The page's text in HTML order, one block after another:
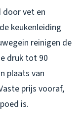
vet en
keukenleiding
reinigen de
druk tot 90
plaats van
prijs vooraf,
is.